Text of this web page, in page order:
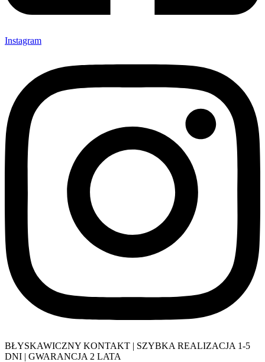
Instagram
BŁYSKAWICZNY KONTAKT | SZYBKA REALIZACJA 1-5
DNI | GWARANCJA 2 LATA